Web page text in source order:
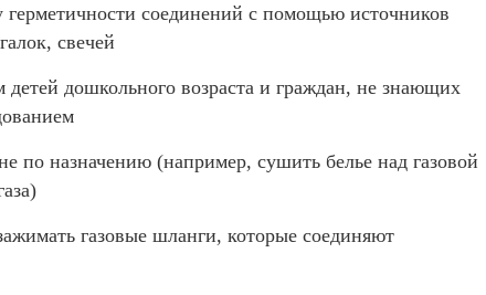
герметичности соединений с помощью источников
свечей
детей дошкольного возраста и граждан, не знающих
по назначению (например, сушить белье над газовой
газовые шланги, которые соединяют